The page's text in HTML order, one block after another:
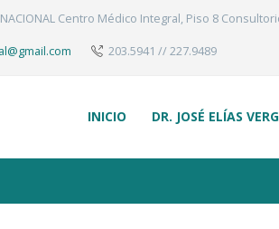
Centro Médico Integral, Piso 8
203.5941 // 227.9489
INICIO DR. JOSÉ ELÍAS